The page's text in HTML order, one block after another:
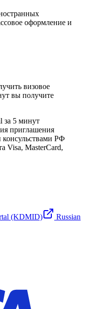
оформление и
визовое
вы получите
за 5 минут
приглашения
РФ
Visa, MasterCard,
(KDMID)
Russian